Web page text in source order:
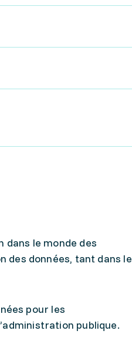
dans le monde des
des données, tant dans le
pour les
publique.